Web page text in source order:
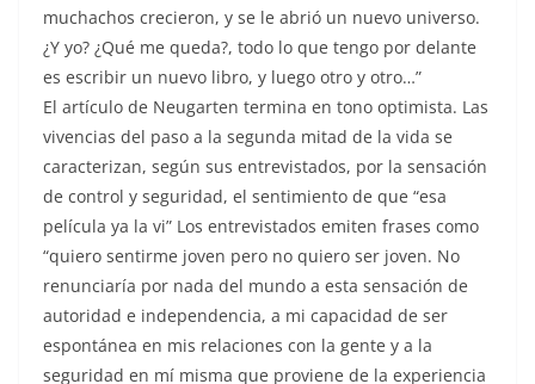
muchachos crecieron, y se le abrió un nuevo universo.
¿Y yo? ¿Qué me queda?, todo lo que tengo por delante
es escribir un nuevo libro, y luego otro y otro…”
El artículo de Neugarten termina en tono optimista. Las
vivencias del paso a la segunda mitad de la vida se
caracterizan, según sus entrevistados, por la sensación
de control y seguridad, el sentimiento de que “esa
película ya la vi” Los entrevistados emiten frases como
“quiero sentirme joven pero no quiero ser joven. No
renunciaría por nada del mundo a esta sensación de
autoridad e independencia, a mi capacidad de ser
espontánea en mis relaciones con la gente y a la
seguridad en mí misma que proviene de la experiencia